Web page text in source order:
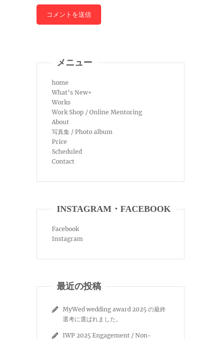
メニュー
home
What’s New+
Works
Work Shop / Online Mentoring
About
写真集 / Photo album
Price
Scheduled
Contact
INSTAGRAM・FACEBOOK
Facebook
Instagram
最近の投稿
MyWed wedding award 2025 の最終
選考に選ばれました。
IWP 2025 Engagement / Non-